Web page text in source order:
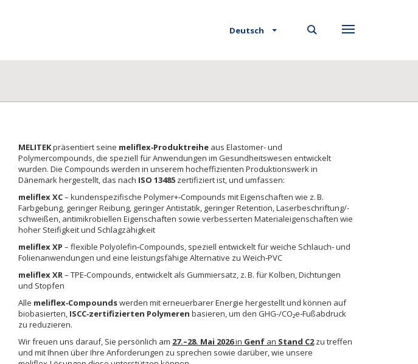
Deutsch
MELITEKpräsentiert seine meliflex‑Produktreihe aus Elastomer‑ und
Polymercompounds, die speziell für Anwendungen im Gesundheitswesen entwickelt
wurden. Die Compounds werden in unserem hocheffizienten Produktionswerk in
Dänemark hergestellt, das nach ISO 13485 zertifiziert ist, und umfassen:
meliflex XC– kundenspezifische Polymer+‑Compounds mit Eigenschaften wie z. B.
Farbgebung, geringer Reibung, geringer Antistatik, geringer Retention, Laserbeschriftung/-
schweißen, antimikrobiellen Eigenschaften sowie verbesserten Materialeigenschaften wie
hoher Steifigkeit und Schlagzähigkeit
meliflex XP – flexible Polyolefin‑Compounds, speziell entwickelt für weiche Schlauch‑ und
Folienanwendungen und eine leistungsfähige Alternative zu Weich‑PVC
meliflex XR– TPE‑Compounds, entwickelt als Gummiersatz, z. B. für Kolben, Dichtungen
und Stopfen
Alle meliflex‑Compoundswerden mit erneuerbarer Energie hergestellt und können auf
biobasierten, ISCC‑zertifizierten Polymeren basieren, um den GHG-/CO₂e‑Fußabdruck
zu reduzieren.
Wir freuen uns darauf, Sie persönlich am 27.–28. Mai 2026in Genf an Stand C2zu treffen
und mit Ihnen über Ihre Anforderungen zu sprechen sowie darüber, wie unsere